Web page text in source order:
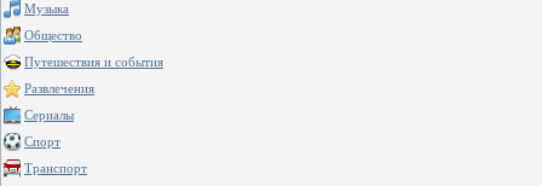
Музыка
Общество
Путешествия и события
Развлечения
Сериалы
Спорт
Транспорт